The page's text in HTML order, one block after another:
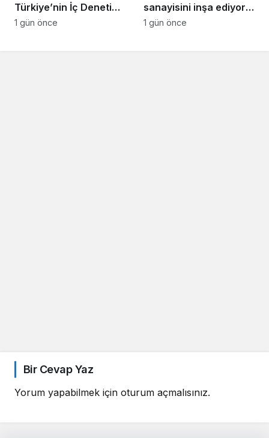
Türkiye’nin İç Denetim
Direktörü Mustafa
1 gün önce
sanayisini inşa ediyor!
Sanayinin geleceği
1 gün önce
Bir Cevap Yaz
Yorum yapabilmek için oturum açmalısınız.